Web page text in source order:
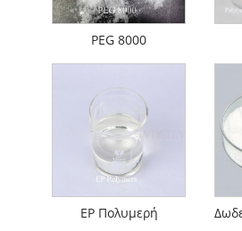
PEG 8000
EP Πολυμερή